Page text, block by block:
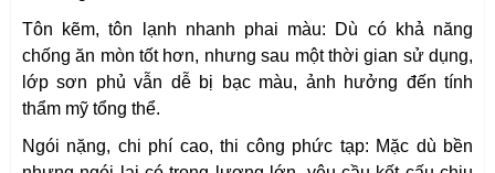
Tôn kẽm, tôn lạnh nhanh phai màu: Dù có khả năng
chống ăn mòn tốt hơn, nhưng sau một thời gian sử dụng,
lớp sơn phủ vẫn dễ bị bạc màu, ảnh hưởng đến tính
thẩm mỹ tổng thể.
Ngói nặng, chi phí cao, thi công phức tạp: Mặc dù bền